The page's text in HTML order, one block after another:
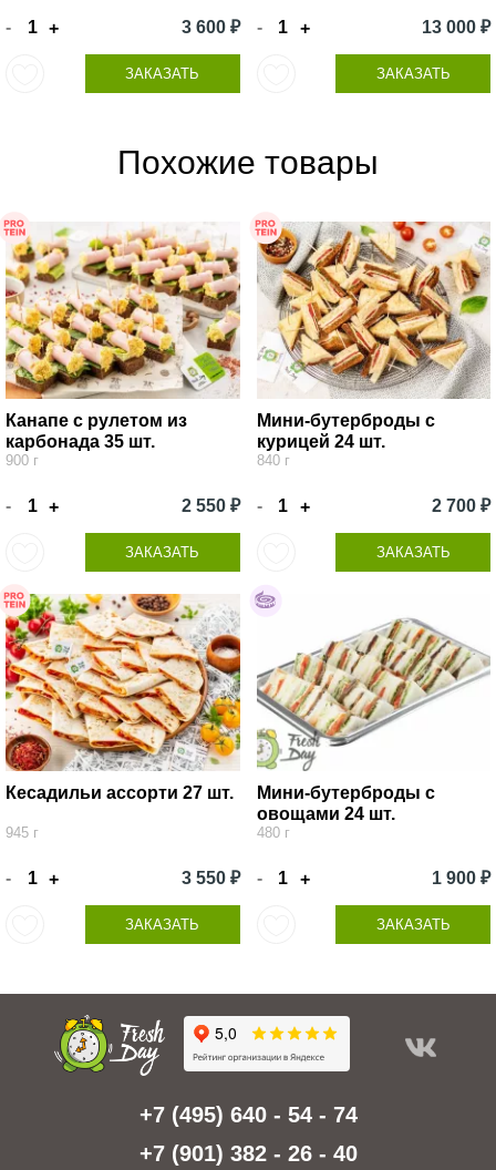
- + 3 600 ₽
ЗАКАЗАТЬ
- + 13 000 ₽
ЗАКАЗАТЬ
Похожие товары
Канапе с рулетом из
карбонада 35 шт.
900 г
- + 2 550 ₽
ЗАКАЗАТЬ
Мини-бутерброды с
курицей 24 шт.
840 г
- + 2 700 ₽
ЗАКАЗАТЬ
Кесадильи ассорти 27 шт.
945 г
- + 3 550 ₽
ЗАКАЗАТЬ
Мини-бутерброды с
овощами 24 шт.
480 г
- + 1 900 ₽
ЗАКАЗАТЬ
+7 (495) 640 - 54 - 74
+7 (901) 382 - 26 - 40